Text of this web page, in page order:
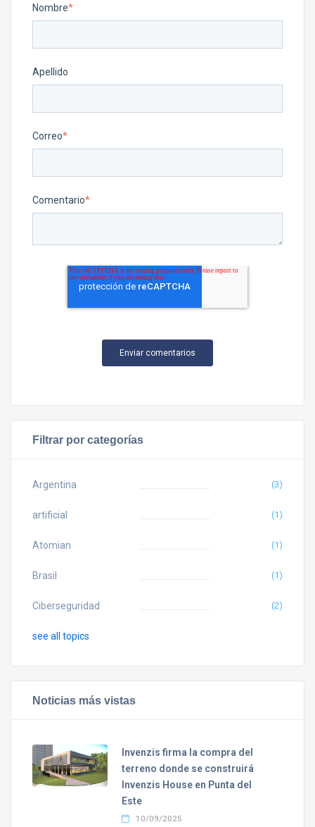
Nombre*
Apellido
Correo*
Comentario*
Filtrar por categorías
Argentina (3)
artificial (1)
Atomian (1)
Brasil (1)
Ciberseguridad (2)
see all topics
Noticias más vistas
Invenzis firma la compra del
terreno donde se construirá
Invenzis House en Punta del
Este
10/09/2025